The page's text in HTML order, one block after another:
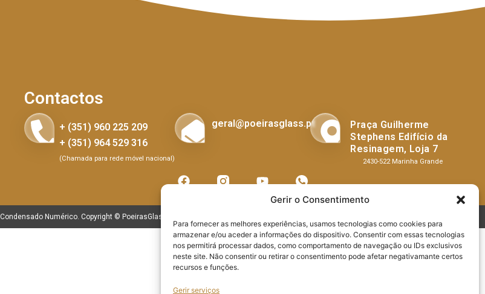
Gerir o Consentimento
Para fornecer as melhores experiências, usamos tecnologias como cookies para
armazenar e/ou aceder a informações do dispositivo. Consentir com essas tecnologias
nos permitirá processar dados, como comportamento de navegação ou IDs exclusivos
neste site. Não consentir ou retirar o consentimento pode afetar negativamante certos
recursos e funções.
Gerir serviços
Contactos
+ (351) 960 225 209
+ (351) 964 529 316
(Chamada para rede móvel nacional)
geral@poeirasglass.pt
Praça Guilherme
Stephens Edifício da
Resinagem, Loja 7
2430-522 Marinha Grande
Condensado Numérico. Copyright © PoeirasGlass